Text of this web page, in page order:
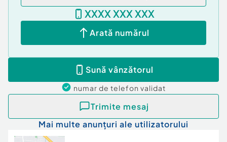
XXXX XXX XXX
Arată numărul
Sună vânzătorul
numar de telefon validat
Trimite mesaj
Mai multe anunțuri ale utilizatorului